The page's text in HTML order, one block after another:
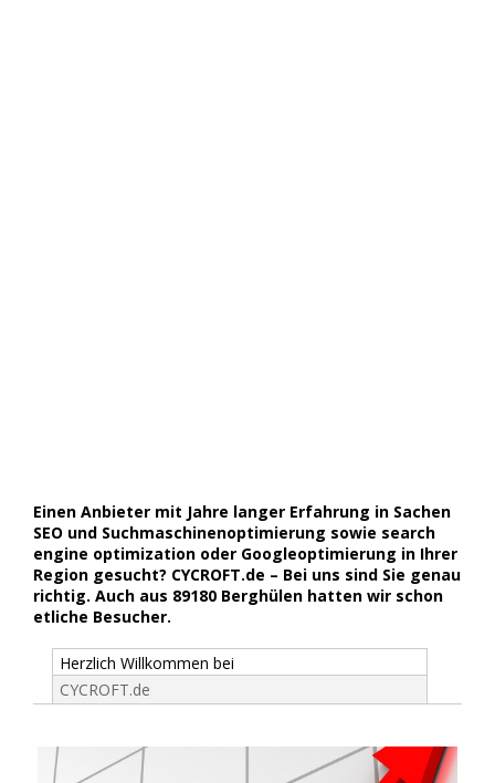
Einen Anbieter mit Jahre langer Erfahrung in Sachen
SEO und Suchmaschinenoptimierung sowie search
engine optimization oder Googleoptimierung in Ihrer
Region gesucht? CYCROFT.de – Bei uns sind Sie genau
richtig. Auch aus 89180 Berghülen hatten wir schon
etliche Besucher.
Herzlich Willkommen bei
CYCROFT.de